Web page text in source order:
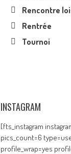
Rencontre
Rentrée
Tournoi
INSTAGRAM
[fts_instagram
pics_count=6
profile_wrap=yes